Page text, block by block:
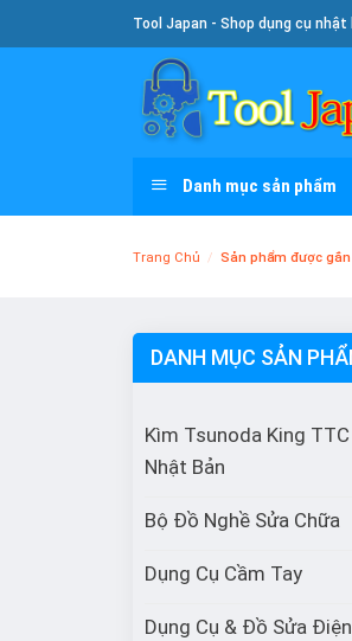
To
Tool Japan - Shop dụng cụ nhật
Danh mục sản phẩm
Trang Chủ / Sản phẩm được gắn
DANH MỤC SẢN
Kìm Tsunoda King TTC
Nhật Bản
Bộ Đồ Nghề Sửa Chữa
Dụng Cụ Cầm Tay
Dụng Cụ & Đồ Sửa Điện